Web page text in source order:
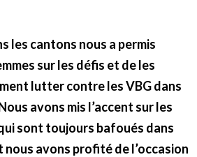
les cantons nous a permis
sur les défis et de les
lutter contre les VBG dans
avons mis l’accent sur les
sont toujours bafoués dans
nous avons profité de l’occasion